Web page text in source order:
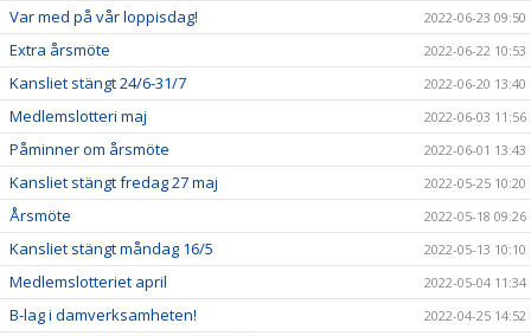
Var med på vår loppisdag! 2022-06-23 09:50
Extra årsmöte 2022-06-22 10:53
Kansliet stängt 24/6-31/7 2022-06-20 13:40
Medlemslotteri maj 2022-06-03 11:56
Påminner om årsmöte 2022-06-01 13:43
Kansliet stängt fredag 27 maj 2022-05-25 10:20
Årsmöte 2022-05-18 09:26
Kansliet stängt måndag 16/5 2022-05-13 10:10
Medlemslotteriet april 2022-05-04 11:34
B-lag i damverksamheten! 2022-04-25 14:52